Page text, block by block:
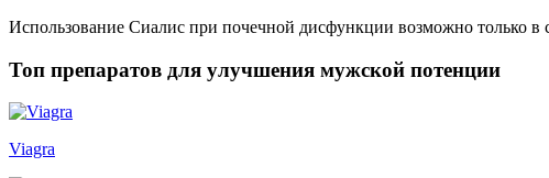
Использование Сиалис при почечной дисфункции возможно только
Топ препаратов для улучшения мужской потенции
Viagra